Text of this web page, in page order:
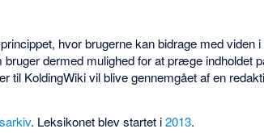
hvor brugerne kan bidrage med viden
dermed mulighed for at præge indholdet
til KoldingWiki vil blive gennemgået af en
. Leksikonet blev startet i2013.